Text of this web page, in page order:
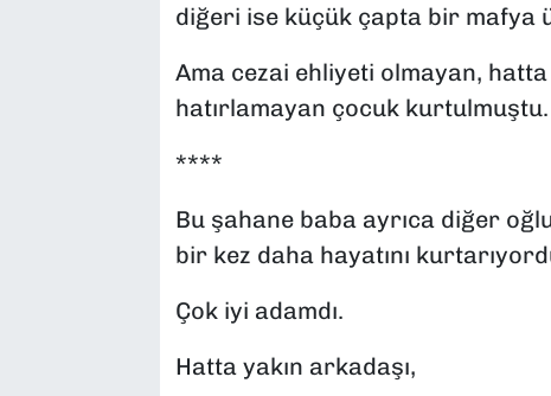
diğeri ise küçük çapta bir mafya
Ama cezai ehliyeti olmayan,
hatırlamayan çocuk kurtulmuştu.
****
Bu şahane baba ayrıca diğer
bir kez daha hayatını
Çok iyi adamdı.
Hatta yakın arkadaşı,